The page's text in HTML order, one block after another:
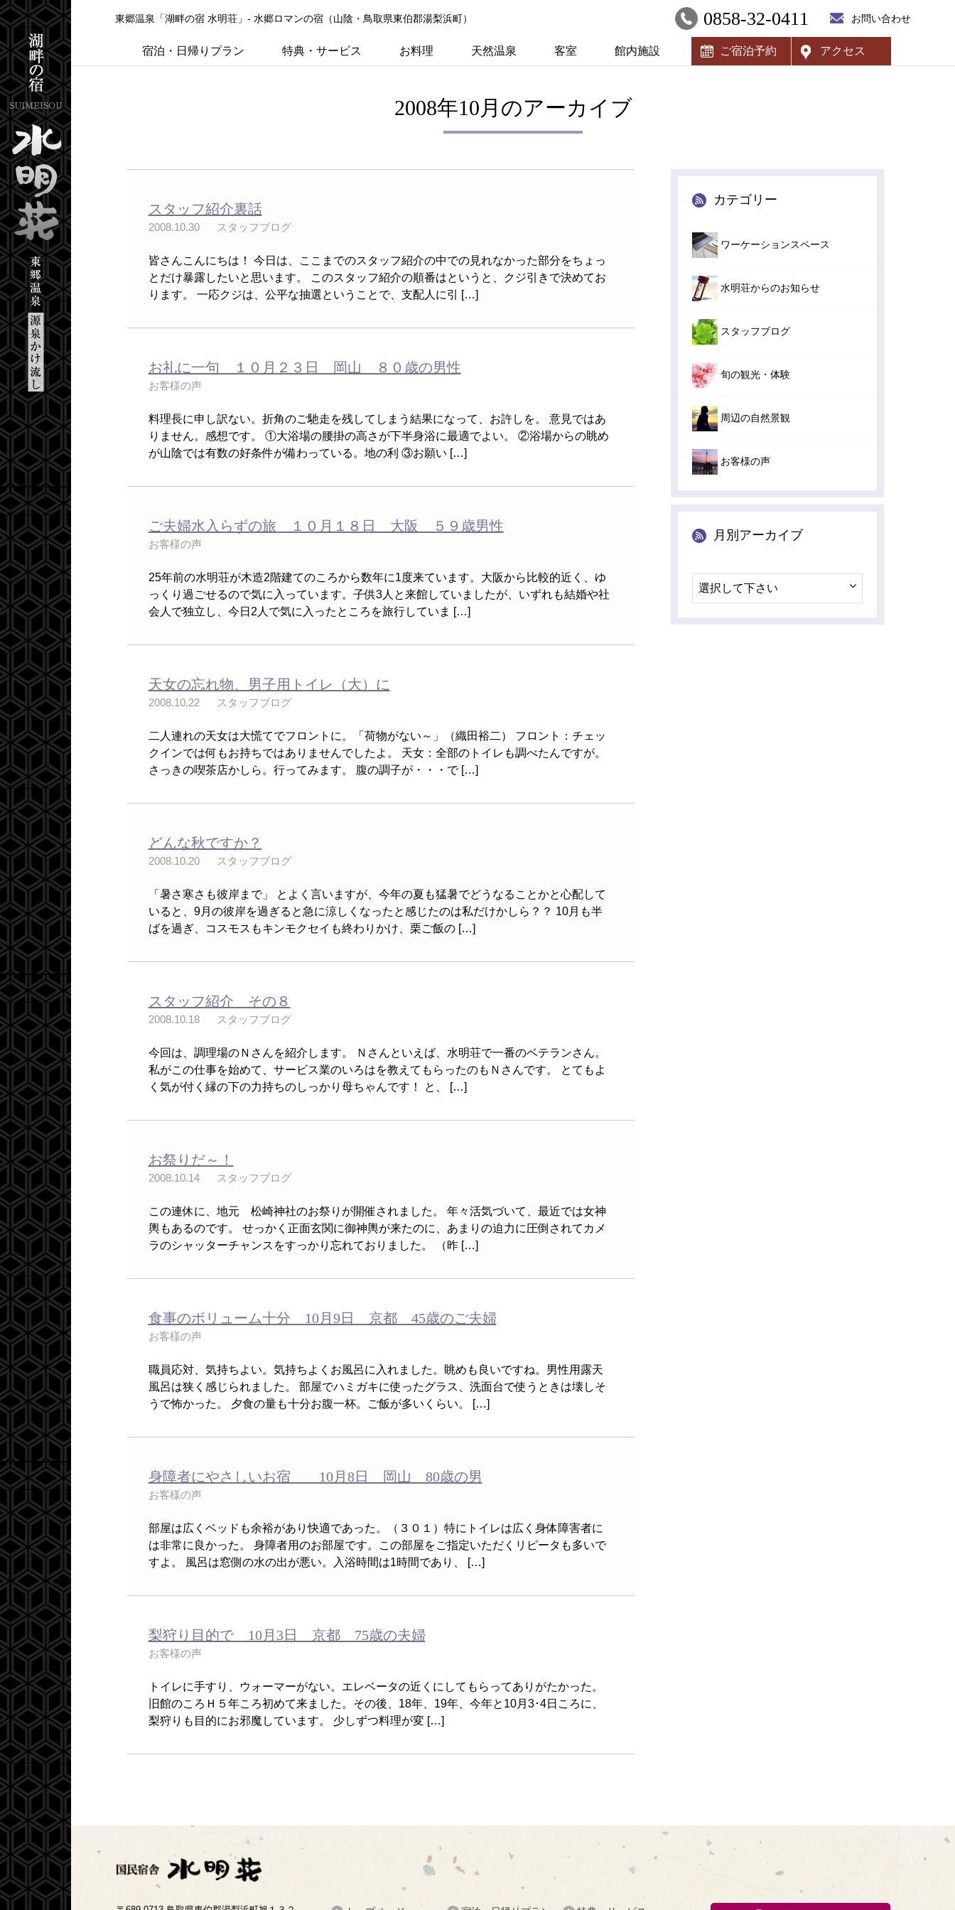
東郷温泉「湖畔の宿 水明荘」- 水郷ロマンの宿（山陰・鳥取県東伯郡湯梨浜町） 0858-32-0411 お問い合わせ
宿泊・日帰りプラン 特典・サービス お料理 天然温泉 客室 館内施設 ご宿泊予約 アクセス
2008年10月のアーカイブ
スタッフ紹介裏話
2008.10.30 スタッフブログ
皆さんこんにちは！ 今日は、ここまでのスタッフ紹介の中での見れなかった部分をちょっ
とだけ暴露したいと思います。 このスタッフ紹介の順番はというと、クジ引きで決めてお
ります。 一応クジは、公平な抽選ということで、支配人に引 […]
お礼に一句 １０月２３日 岡山 ８０歳の男性
お客様の声
料理長に申し訳ない。折角のご馳走を残してしまう結果になって、お許しを。 意見ではあ
りません。感想です。 ①大浴場の腰掛の高さが下半身浴に最適でよい。 ②浴場からの眺め
が山陰では有数の好条件が備わっている。地の利 ③お願い […]
ご夫婦水入らずの旅 １０月１８日 大阪 ５９歳男性
お客様の声
25年前の水明荘が木造2階建てのころから数年に1度来ています。大阪から比較的近く、ゆ
っくり過ごせるので気に入っています。子供3人と来館していましたが、いずれも結婚や社
会人で独立し、今日2人で気に入ったところを旅行していま […]
天女の忘れ物、男子用トイレ（大）に
2008.10.22 スタッフブログ
二人連れの天女は大慌てでフロントに。「荷物がない～」（織田裕二） フロント：チェッ
クインでは何もお持ちではありませんでしたよ。 天女：全部のトイレも調べたんですが。
さっきの喫茶店かしら。行ってみます。 腹の調子が・・・で […]
どんな秋ですか？
2008.10.20 スタッフブログ
「暑さ寒さも彼岸まで」 とよく言いますが、今年の夏も猛暑でどうなることかと心配して
いると、9月の彼岸を過ぎると急に涼しくなったと感じたのは私だけかしら？？ 10月も半
ばを過ぎ、コスモスもキンモクセイも終わりかけ、栗ご飯の […]
スタッフ紹介 その８
2008.10.18 スタッフブログ
今回は、調理場のＮさんを紹介します。 Ｎさんといえば、水明荘で一番のベテランさん。
私がこの仕事を始めて、サービス業のいろはを教えてもらったのもＮさんです。 とてもよ
く気が付く縁の下の力持ちのしっかり母ちゃんです！ と、 […]
お祭りだ～！
2008.10.14 スタッフブログ
この連休に、地元 松崎神社のお祭りが開催されました。 年々活気づいて、最近では女神
輿もあるのです。 せっかく正面玄関に御神輿が来たのに、あまりの迫力に圧倒されてカメ
ラのシャッターチャンスをすっかり忘れておりました。 （昨 […]
食事のボリューム十分 10月9日 京都 45歳のご夫婦
お客様の声
職員応対、気持ちよい。気持ちよくお風呂に入れました。眺めも良いですね。男性用露天
風呂は狭く感じられました。 部屋でハミガキに使ったグラス、洗面台で使うときは壊しそ
うで怖かった。 夕食の量も十分お腹一杯。ご飯が多いくらい。 […]
身障者にやさしいお宿 10月8日 岡山 80歳の男
お客様の声
部屋は広くベッドも余裕があり快適であった。（３０１）特にトイレは広く身体障害者に
は非常に良かった。 身障者用のお部屋です。この部屋をご指定いただくリピータも多いで
すよ。 風呂は窓側の水の出が悪い。入浴時間は1時間であり、 […]
梨狩り目的で 10月3日 京都 75歳の夫婦
お客様の声
トイレに手すり、ウォーマーがない。エレベータの近くにしてもらってありがたかった。
旧館のころＨ５年ころ初めて来ました。その後、18年、19年、今年と10月3･4日ころに、
梨狩りも目的にお邪魔しています。 少しずつ料理が変 […]
カテゴリー
ワーケーションスペース
水明荘からのお知らせ
スタッフブログ
旬の観光・体験
周辺の自然景観
お客様の声
月別アーカイブ
選択して下さい